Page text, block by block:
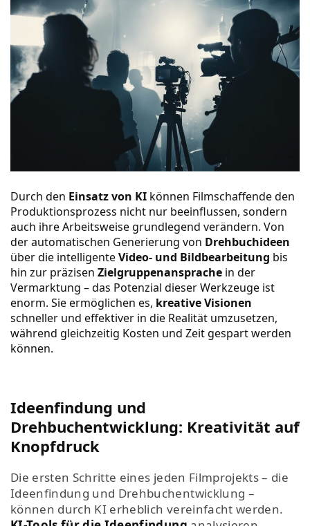
Durch den Einsatz von KI können Filmschaffende den
Produktionsprozess nicht nur beeinflussen, sondern
auch ihre Arbeitsweise grundlegend verändern. Von
der automatischen Generierung von Drehbuchideen
über die intelligenteVideo- und Bildbearbeitung bis
hin zur präzisen Zielgruppenansprache in der
Vermarktung – das Potenzial dieser Werkzeuge ist
enorm. Sie ermöglichen es, kreative Visionen
schneller und effektiver in die Realität umzusetzen,
während gleichzeitig Kosten und Zeit gespart werden
können.
Ideenfindung und
Drehbuchentwicklung: Kreativität auf
Knopfdruck
Die ersten Schritte eines jeden Filmprojekts – die
Ideenfindung und Drehbuchentwicklung –
können durch KI erheblich vereinfacht werden.